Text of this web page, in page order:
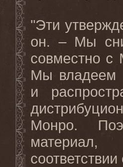
"Эти
он. – Мы
совместно с
Мы владеем
и
Монро.